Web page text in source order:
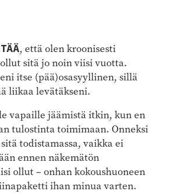
, että olen kroonisesti
sitä jo noin viisi vuotta.
itse (pää)osasyyllinen, sillä
liikaa levätäkseni.
vapaille jäämistä itkin, kun en
tulostinta toimimaan. Onneksi
todistamassa, vaikka ei
ennen näkemätön
ollut – onhan kokoushuoneen
ihan minua varten.